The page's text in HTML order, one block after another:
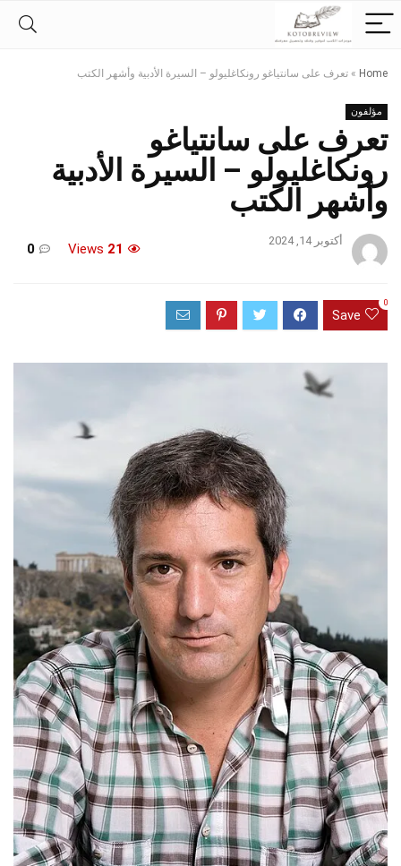
Home
» تعرف على سانتياغو رونكاغليولو – السيرة الأدبية وأشهر الكتب
مؤلفون
تعرف على سانتياغو
رونكاغليولو – السيرة الأدبية
وأشهر الكتب
أكتوبر 14, 2024
21
0
Save
0